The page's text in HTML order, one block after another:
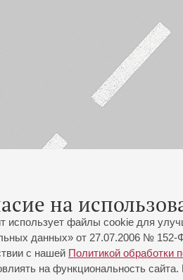
на
использует файлы cookie для
данных» от 27.07.2006 № 152-
с нашей Политикой обработки
на функциональность сайта.
зал:
191186, Санкт-Петербург, Михайловская